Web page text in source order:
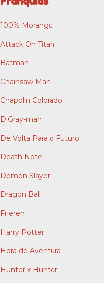
100% Morango
Attack On Titan
Batman
Chainsaw Man
Chapolin Colorado
D.Gray-man
De Volta Para o Futuro
Death Note
Demon Slayer
Dragon Ball
Frieren
Harry Potter
Hora de Aventura
Hunter x Hunter